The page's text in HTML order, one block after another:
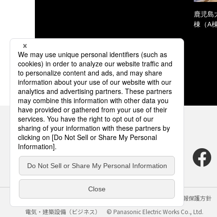
鹿児島
棟（A
サイトのご利用にあたって クッキーポリシー
個人情報保護方針
電気・建築設備（ビジネス）
© Panasonic Electric Works Co., Ltd.